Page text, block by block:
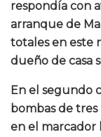
respondía con
arranque de
totales en este
dueño de casa
En el segundo
bombas de
en el marcador